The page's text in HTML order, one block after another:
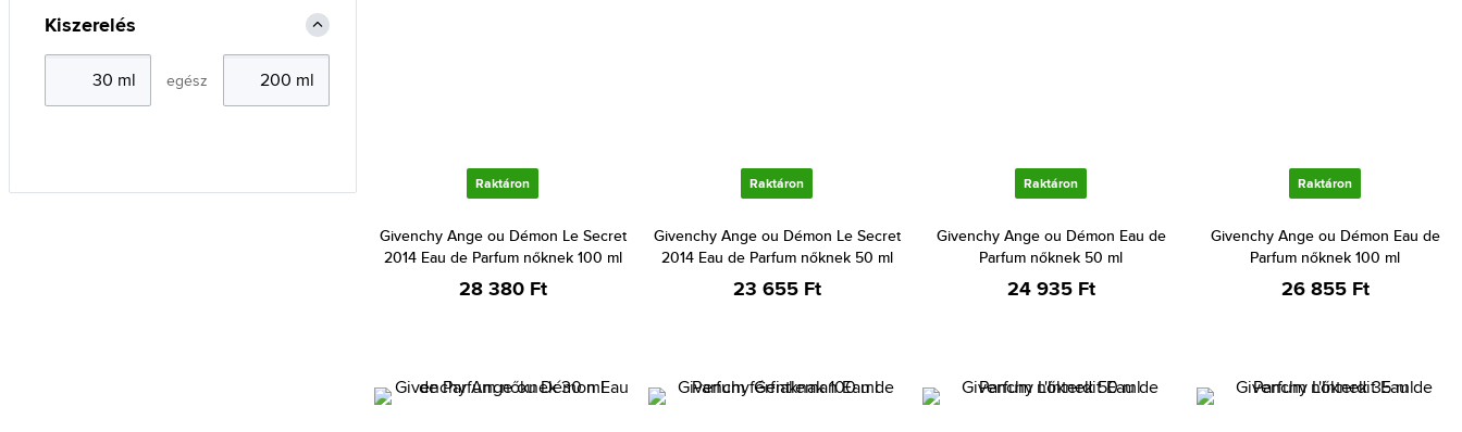
Raktáron
Givenchy Ange ou Démon Le Secret
2014 Eau de Parfum nőknek 100 ml
28 380 Ft
Raktáron
Givenchy Ange ou Démon Le Secret
2014 Eau de Parfum nőknek 50 ml
23 655 Ft
Raktáron
Givenchy Ange ou Démon Eau de
Parfum nőknek 50 ml
24 935 Ft
Raktáron
Givenchy Ange ou Démon Eau de
Parfum nőknek 100 ml
26 855 Ft
Aquolina (18)
Aramis (4)
Kiszerelés
egész